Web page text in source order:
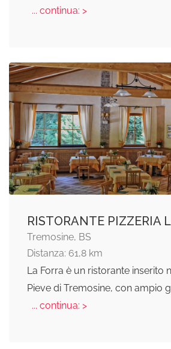
... continua: >
RISTORANTE PIZZERIA
Tremosine, BS
Distanza: 61,8 km
La Forra è un ristorante inserito
Pieve di Tremosine, con ampio
... continua: >